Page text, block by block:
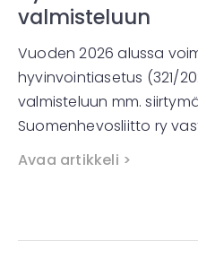
valmisteluun
Vuoden 2026 alussa
hyvinvointiasetus (321/
valmisteluun mm.
Suomenhevosliitto ry
Avaa artikkeli >